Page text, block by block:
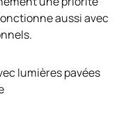
aussi avec